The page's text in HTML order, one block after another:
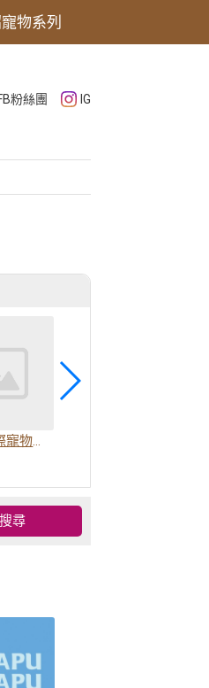
物系列
粉絲團 IG
金富錸國際寵物有限公司